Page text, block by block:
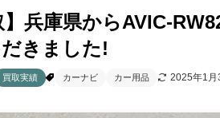
】兵庫県からAVIC-
きました!
買取実績 カーナビ カー用品 2025年1月